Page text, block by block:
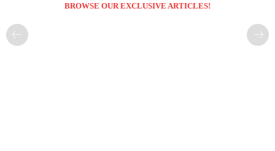
BROWSE OUR EXCLUSIVE ARTICLES!